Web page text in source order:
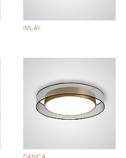
IMLAY